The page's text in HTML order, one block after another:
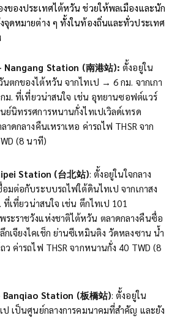
ของประเทศไต้หวัน ช่วยให้พลเมืองและนัก
จุดหมายต่าง ๆ ทั้งในท้องถิ่นและทั่วประเทศ
Nangang Station (南港站): ตั้งอยู่ใน
ตกของไต้หวัน จากไทเป → 6 กม. จากเกา
ม. ที่เที่ยวน่าสนใจ เช่น อุทยานซอฟต์แวร์
ย์นิทรรศการหนานกั่งไทเปเวิลด์เทรด
าดกลางคืนเหราเหอ ค่ารถไฟ THSR จาก
(8 นาที)
Station (台北站): ตั้งอยู่ในใจกลาง
อมต่อกับระบบรถไฟใต้ดินไทเป จากเกาสง
ที่เที่ยวน่าสนใจ เช่น ตึกไทเป 101
ะราชวังแห่งชาติไต้หวัน ตลาดกลางคืนซื่อ
กเจียงไคเช็ก ย่านซีเหมินติง วัดหลงซาน น้ำ
ว ค่ารถไฟ THSR จากหนานกั่ง 40 TWD (8
Banqiao Station (板橋站): ตั้งอยู่ใน
ป เป็นศูนย์กลางการคมนาคมที่สำคัญ และยัง